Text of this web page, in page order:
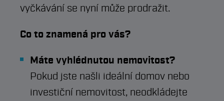
vyčkávání se nyní může prodražit.
Co to znamená pro vás?
Máte vyhlédnutou nemovitost?
Pokud jste našli ideální domov nebo
investiční nemovitost, neodkládejte